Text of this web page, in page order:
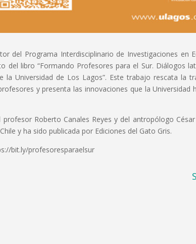
del Programa Interdisciplinario de Investigaciones en
del libro “Formando Profesores para el Sur. Diálogos
Universidad de Los Lagos”. Este trabajo rescata la
y presenta las innovaciones que la Universidad
Roberto Canales Reyes y del antropólogo César
y ha sido publicada por Ediciones del Gato Gris.
bit.ly/profesoresparaelsur